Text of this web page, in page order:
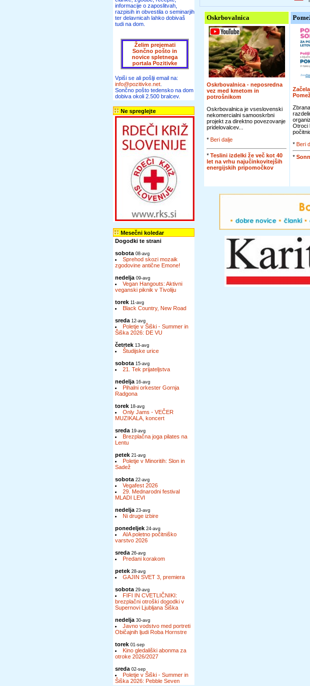
informacije o zaposlitvah,
razpisih in obvestila o seminarjih
ter delavnicah lahko dobivaš
tudi na dom.
Želim prejemati
Sončno pošto in
novice spletnega
portala Pozitivke
Vpiši se ali pošlji email na:
info@pozitivke.net
Sončno pošto tedensko na dom
dobiva okoli 2.500 bralcev.
Ne spreglejte
Mesečni koledar
Dogodki te strani
sobota 08-avg
Sprehod skozi mozaik
zgodovine antične Emone!
nedelja 09-avg
Vegan Hangouts: Aktivni
veganski piknik v Tivoliju
torek 11-avg
Black Country, New Road
sreda 12-avg
Poletje v Šiški - Summer in
Šiška 2026: DE VU
četrtek 13-avg
Študijske urice
sobota 15-avg
21. Tek prijateljstva
nedelja 16-avg
Pihalni orkester Gornja
Radgona
torek 18-avg
Only Jams - VEČER
MUZIKALA, koncert
sreda 19-avg
Brezplačna joga pilates na
Lentu
petek 21-avg
Poletje v Minoritih: Slon in
Sadež
sobota 22-avg
Vegafest 2026
29. Mednarodni festival
MLADI LEVI
nedelja 23-avg
Ni druge izbire
ponedeljek 24-avg
AIA poletno počitniško
varstvo 2026
sreda 26-avg
Predani korakom
petek 28-avg
GAJIN SVET 3, premiera
sobota 29-avg
FIFI IN CVETLIČNIKI:
brezplačni otroški dogodki v
Supernovi Ljubljana Šiška
nedelja 30-avg
Javno vodstvo med portreti
Običajnih ljudi Roba Hornstre
torek 01-sep
Kino gledališki abonma za
otroke 2026/2027
sreda 02-sep
Poletje v Šiški - Summer in
Šiška 2026: Pebble Seven
Oskrbovalnica
Oskrbovalnica - neposredna
vez med kmetom in
potrošnikom
Oskrbovalnica je vseslovenski
nekomercialni samooskrbni
projekt za direktno povezovanje
pridelovalcev...
* Beri dalje
* Teslini izdelki že več kot 40
let na vrhu najučinkovitejših
energijskih pripomočkov
Otroci
* Beri
*